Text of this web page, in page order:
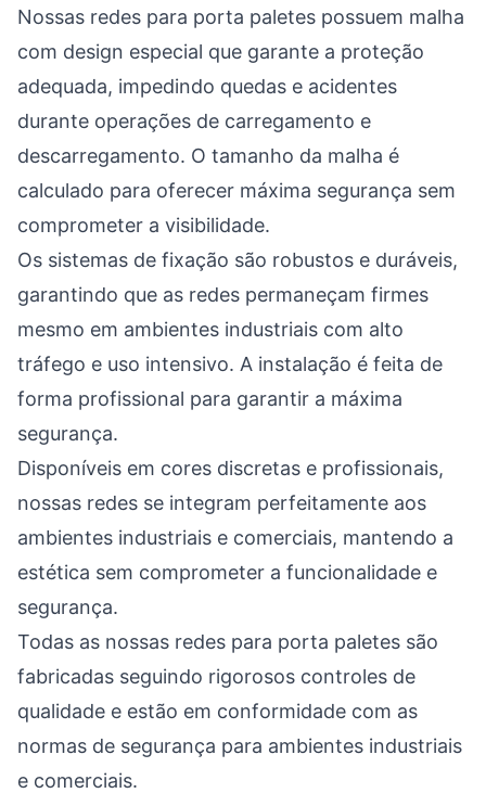
Nossas redes para porta paletes possuem malha
com design especial que garante a proteção
adequada, impedindo quedas e acidentes
durante operações de carregamento e
descarregamento. O tamanho da malha é
calculado para oferecer máxima segurança sem
comprometer a visibilidade.
Os sistemas de fixação são robustos e duráveis,
garantindo que as redes permaneçam firmes
mesmo em ambientes industriais com alto
tráfego e uso intensivo. A instalação é feita de
forma profissional para garantir a máxima
segurança.
Disponíveis em cores discretas e profissionais,
nossas redes se integram perfeitamente aos
ambientes industriais e comerciais, mantendo a
estética sem comprometer a funcionalidade e
segurança.
Todas as nossas redes para porta paletes são
fabricadas seguindo rigorosos controles de
qualidade e estão em conformidade com as
normas de segurança para ambientes industriais
e comerciais.